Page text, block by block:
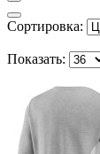
Сортировка:
Показать: